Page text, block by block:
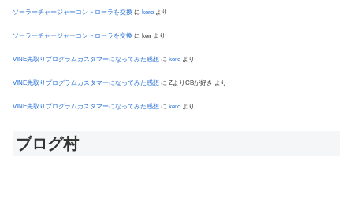
ソーラーチャージャーコントローラを交換 に kero より
ソーラーチャージャーコントローラを交換 に ken より
VINE先取りプログラムカスタマーになってみた感想 に kero より
VINE先取りプログラムカスタマーになってみた感想 に ZよりCBが好き より
VINE先取りプログラムカスタマーになってみた感想 に kero より
ブログ村